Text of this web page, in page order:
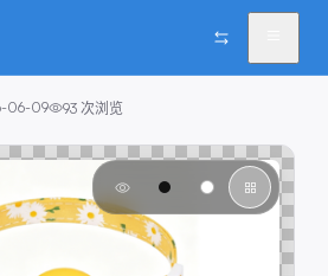
06-09 93 次浏览